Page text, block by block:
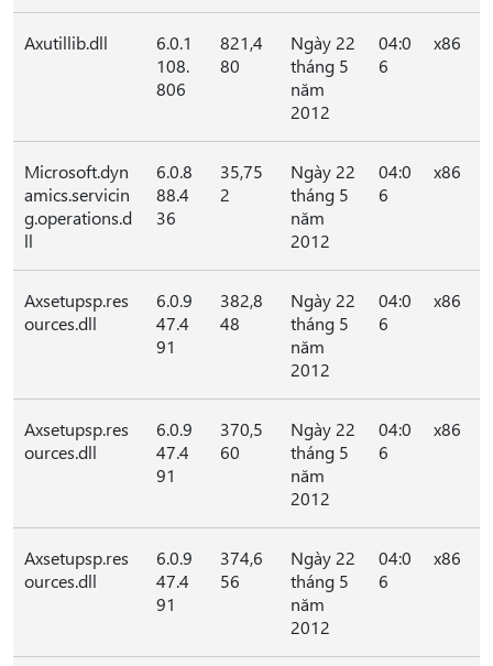
Axutillib.dll
6.0.1
108.
806
821,4
80
Ngày 22
tháng 5
năm
2012
04:0
6
x86
Microsoft.dyn
amics.servicin
g.operations.d
ll
6.0.8
88.4
36
35,75
2
Ngày 22
tháng 5
năm
2012
04:0
6
x86
Axsetupsp.res
ources.dll
6.0.9
47.4
91
382,8
48
Ngày 22
tháng 5
năm
2012
04:0
6
x86
Axsetupsp.res
ources.dll
6.0.9
47.4
91
370,5
60
Ngày 22
tháng 5
năm
2012
04:0
6
x86
Axsetupsp.res
ources.dll
6.0.9
47.4
91
374,6
56
Ngày 22
tháng 5
năm
2012
04:0
6
x86